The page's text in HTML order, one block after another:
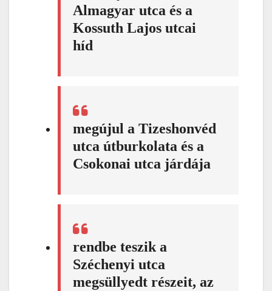
Almagyar utca és a
Kossuth Lajos utcai
híd
megújul a Tizeshonvéd
utca útburkolata és a
Csokonai utca járdája
rendbe teszik a
Széchenyi utca
megsüllyedt részeit, az